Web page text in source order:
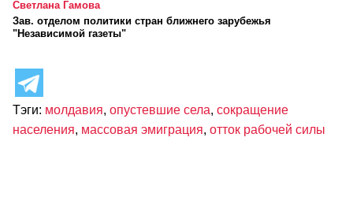
Светлана Гамова
Зав. отделом политики стран ближнего зарубежья
"Независимой газеты"
Тэги: молдавия, опустевшие села, сокращение
населения, массовая эмиграция, отток рабочей силы